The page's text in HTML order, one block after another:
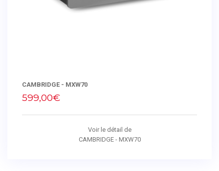
CAMBRIDGE - MXW70
599,00€
Voir le détail de
CAMBRIDGE - MXW70